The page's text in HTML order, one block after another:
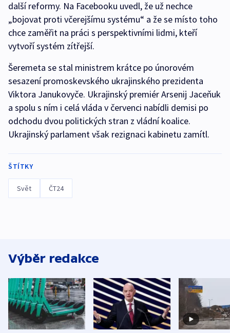
další reformy. Na Facebooku uvedl, že už nechce
„bojovat proti včerejšímu systému“ a že se místo toho
chce zaměřit na práci s perspektivními lidmi, kteří
vytvoří systém zítřejší.
Šeremeta se stal ministrem krátce po únorovém
sesazení promoskevského ukrajinského prezidenta
Viktora Janukovyče. Ukrajinský premiér Arsenij Jaceňuk
a spolu s ním i celá vláda v červenci nabídli demisi po
odchodu dvou politických stran z vládní koalice.
Ukrajinský parlament však rezignaci kabinetu zamítl.
ŠTÍTKY
Svět ČT24
Výběr redakce